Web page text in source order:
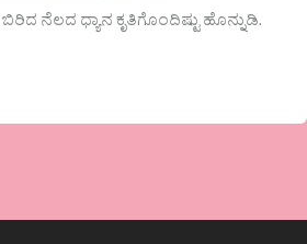
ನೆಲದ ಧ್ಯಾನ ಕೃತಿಗೊಂದಿಷ್ಟು ಹೊನ್ನುಡಿ.